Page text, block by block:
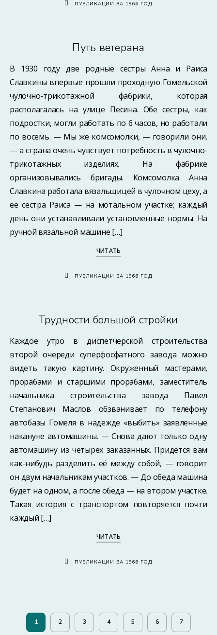
ПУБЛИКАЦИИ ЗА 1966 ГОД
Путь ветерана
В 1930 году две родные сестры Анна и Раиса
Славкины впервые прошли проходную Гомельской
чулочно-трикотажной фабрики, которая
располагалась на улице Песина. Обе сестры, как
подростки, могли работать по 6 часов, но работали
по восемь. — Мы же комсомолки, — говорили они,
— а страна очень чувствует потребность в чулочно-
трикотажных изделиях. На фабрике
организовывались бригады. Комсомолка Анна
Славкина работала вязальщицей в чулочном цеху, а
её сестра Раиса — на мотальном участке; каждый
день они устанавливали установленные нормы. На
ручной вязальной машине […]
ЧИТАТЬ
ПУБЛИКАЦИИ ЗА 1966 ГОД
Трудности большой стройки
Каждое утро в диспетчерской строительства
второй очереди суперфосфатного завода можно
видеть такую картину. Окруженный мастерами,
прорабами и старшими прорабами, заместитель
начальника строительства завода Павел
Степанович Маслов обзванивает по телефону
автобазы Гомеля в надежде «выбить» заявленные
накануне автомашины. — Снова дают только одну
автомашину из четырёх заказанных. Придётся вам
как-нибудь разделить её между собой, — говорит
он двум начальникам участков. — До обеда машина
будет на одном, а после обеда — на втором участке.
Такая история с транспортом повторяется почти
каждый […]
ЧИТАТЬ
ПУБЛИКАЦИИ ЗА 1966 ГОД
1 2 3 4 5 6 7